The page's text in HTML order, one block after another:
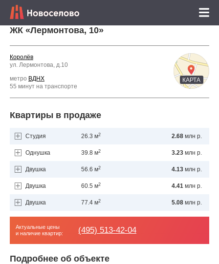
ЖК «Лермонтова, 10»
Королёв
ул. Лермонтова, д.10
метро ВДНХ
55 минут на транспорте
КАРТА
Квартиры в продаже
Студия 26.3 м2 2.68млн р.
Однушка 39.8 м2 3.23млн р.
Двушка 56.6 м2 4.13млн р.
Двушка 60.5 м2 4.41млн р.
Двушка 77.4 м2 5.08млн р.
Актуальные цены
и наличие квартир:
(495) 513-42-04
Подробнее об объекте